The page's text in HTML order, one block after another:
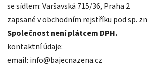
se sídlem: Varšavská 715/36, Praha 2
zapsané v obchodním rejstříku pod sp.
Společnost není plátcem DPH.
kontaktní údaje:
email: info@bajecnazena.cz